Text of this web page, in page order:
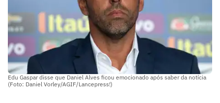
Edu Gaspar disse que Daniel Alves ficou emocionado após saber da notícia
(Foto: Daniel Vorley/AGIF/Lancepress!)